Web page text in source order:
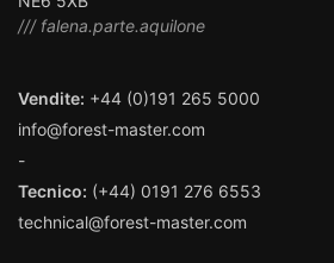
/// falena.parte.aquilone
Vendite: +44 (0)191 265 5000
info@forest-master.com
-
Tecnico: (+44) 0191 276 6553
technical@forest-master.com